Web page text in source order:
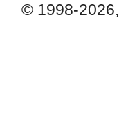
© 1998-2026,